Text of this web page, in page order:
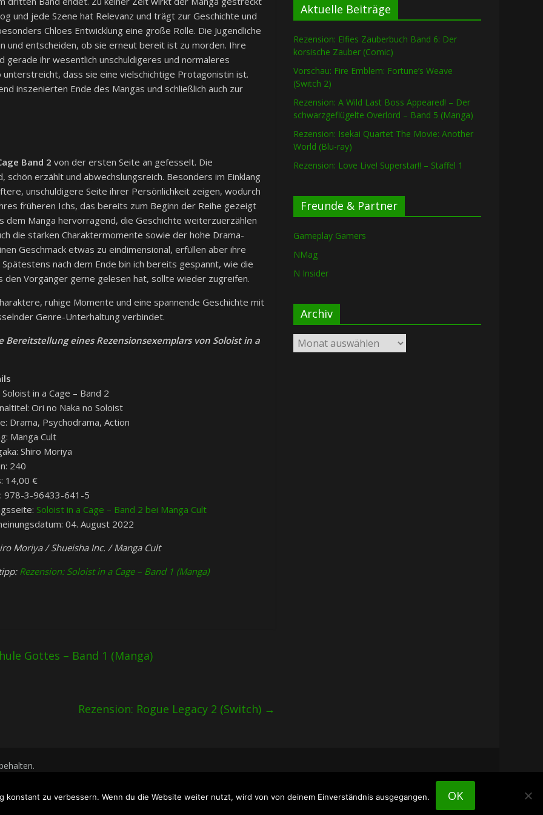
und jede Szene hat Relevanz und trägt zur Geschichte und
Chloes Entwicklung eine große Rolle. Die Jugendliche
und entscheiden, ob sie erneut bereit ist zu morden. Ihre
ihr wesentlich unschuldigeres und normaleres
dass sie eine vielschichtige Protagonistin ist.
inszenierten Ende des Mangas und schließlich auch zur
Band 2 von der ersten Seite an gefesselt. Die
erzählt und abwechslungsreich. Besonders im Einklang
unschuldigere Seite ihrer Persönlichkeit zeigen, wodurch
früheren Ichs, das bereits zum Beginn der Reihe gezeigt
dem Manga hervorragend, die Geschichte weiterzuerzählen
die starken Charaktermomente sowie der hohe Drama-
Geschmack etwas zu eindimensional, erfüllen aber ihre
nach dem Ende bin ich bereits gespannt, wie die
Vorgänger gerne gelesen hat, sollte wieder zugreifen.
ruhige Momente und eine spannende Geschichte mit
Genre-Unterhaltung verbindet.
eines Rezensionsexemplars von Soloist in a
in a Cage – Band 2
Ori no Naka no Soloist
Drama, Psychodrama, Action
Manga Cult
Shiro Moriya
240
14,00 €
978-3-96433-641-5
Soloist in a Cage – Band 2 bei Manga Cult
04. August 2022
Moriya / Shueisha Inc. / Manga Cult
Rezension: Soloist in a Cage – Band 1 (Manga)
Gottes – Band 1 (Manga)
Rezension: Rogue Legacy 2 (Switch) →
Aktuelle Beiträge
Rezension: Elfies Zauberbuch Band 6: Der
korsische Zauber (Comic)
Vorschau: Fire Emblem: Fortune’s Weave
(Switch 2)
Rezension: A Wild Last Boss Appeared! – Der
schwarzgeflügelte Overlord – Band 5 (Manga)
Rezension: Isekai Quartet The Movie: Another
World (Blu-ray)
Rezension: Love Live! Superstar!! – Staffel 1
Freunde & Partner
Gameplay Gamers
NMag
N Insider
Archiv
Archiv
konstant zu verbessern. Wenn du die Website weiter nutzt, wird von von deinem Einverständnis ausgegangen. OK